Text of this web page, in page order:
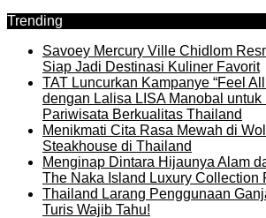
Trending
Savoey Mercury Ville Chidlom
Siap Jadi Destinasi Kuliner Favorit
TAT Luncurkan Kampanye “Feel
dengan Lalisa LISA Manobal untuk
Pariwisata Berkualitas Thailand
Menikmati Cita Rasa Mewah di
Steakhouse di Thailand
Menginap Dintara Hijaunya Alam
The Naka Island Luxury Collection
Thailand Larang Penggunaan
Turis Wajib Tahu!